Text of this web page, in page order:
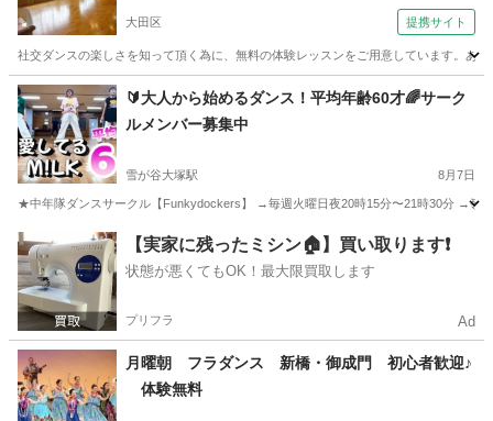
大田区 提携サイト
社交ダンスの楽しさを知って頂く為に、無料の体験レッスンをご用意しています。あ
東京 大田区 社交ダンス
🔰大人から始めるダンス！平均年齢60才🌈サーク
ルメンバー募集中
雪が谷大塚駅 8月7日
★中年隊ダンスサークル【Funkydockers】 →毎週火曜日夜20時15分〜21時30分 →嶺
大田区 雪が谷大塚駅 ダンス 踊ってみた
【実家に残ったミシン🏠】買い取ります❗️
状態が悪くてもOK！最大限買取します
プリフラ Ad
月曜朝 フラダンス 新橋・御成門 初心者歓迎♪
体験無料